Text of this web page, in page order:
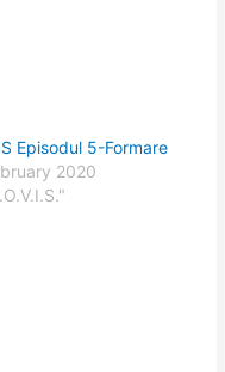
Episodul 5-Formare
2020